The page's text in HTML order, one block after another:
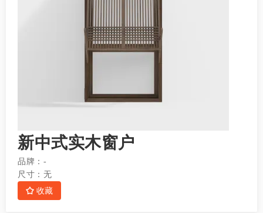
新中式实木窗户
品牌： -
尺寸： 无
收藏